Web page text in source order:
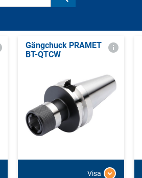
Gängchuck PRAMET
BT-QTCW
Visa